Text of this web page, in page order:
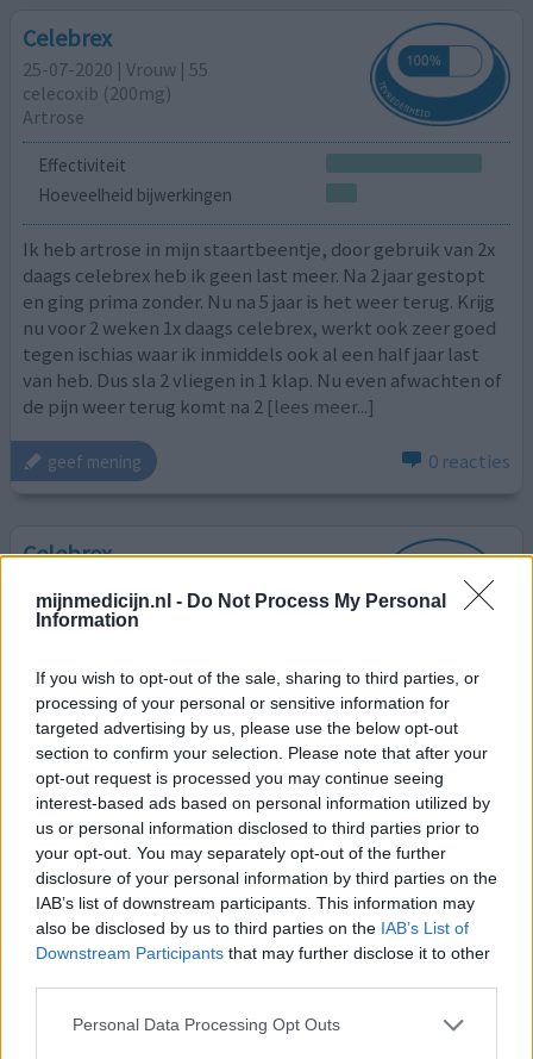
mijnmedicijn.nl - Do Not Process My Personal
Information
If you wish to opt-out of the sale, sharing to third parties, or
processing of your personal or sensitive information for
targeted advertising by us, please use the below opt-out
section to confirm your selection. Please note that after your
opt-out request is processed you may continue seeing
interest-based ads based on personal information utilized by
us or personal information disclosed to third parties prior to
your opt-out. You may separately opt-out of the further
disclosure of your personal information by third parties on the
IAB’s list of downstream participants. This information may
also be disclosed by us to third parties on the IAB’s List of
Downstream Participants that may further disclose it to other
Personal Data Processing Opt Outs
Celebrex
25-07-2020 | Vrouw | 55
celecoxib (200mg)
Artrose
Effectiviteit
Hoeveelheid bijwerkingen
Ik heb artrose in mijn staartbeentje, door gebruik van 2x
daags celebrex heb ik geen last meer. Na 2 jaar gestopt
en ging prima zonder. Nu na 5 jaar is het weer terug. Krijg
nu voor 2 weken 1x daags celebrex, werkt ook zeer goed
tegen ischias waar ik inmiddels ook al een half jaar last
van heb. Dus sla 2 vliegen in 1 klap. Nu even afwachten of
de pijn weer terug komt na 2 [lees meer...]
geef mening 0 reacties
Celebrex
celecoxib (200mg)
Niet in de lijst
Effectiviteit
Hoeveelheid bijwerkingen
Meer pijnstilling nodig ivm ondraaglijke pijn, niet kunnen
zitten, in 1 houding liggen. Ibuprofen 400mg 3x per dag
hielp niet voldoende. Maar celebrex heeft voor mij teveel
bijwerkingen op de maag. Maagpijn en misselijk na 1 dag
gebruik al. 2e dag heftige maagpijn terwijl ik 40 mg
Pantoprazol maagbeschermer erbij gebruik. 's nachts
maagpijn en heftige diarree, daar zit ik [lees meer...]